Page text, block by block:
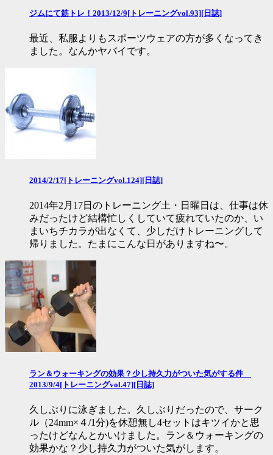
ジムにて筋トレ！2013/12/9[トレーニングvol.93][日誌]
最近、私服よりもスポーツウェアの方が多くなってき
ました。なんかヤバイです。
2014/2/17[トレーニングvol.124][日誌]
2014年2月17日のトレーニング土・日曜日は、仕事は休
みだったけど結構忙しくしていて疲れていたのか、い
まいちチカラが出なくて、少しだけトレーニングして
帰りました。たまにこんな日がありますね〜。
ラン＆ウォーキングの効果？少し持久力がついた気がする件
2013/9/4[トレーニングvol.47][日誌]
久しぶりに泳ぎました。久しぶりだったので、サーク
ル（24mm×４/1分)を休憩無し4セットはキツイかと思
ったけどなんとかいけました。ラン＆ウォーキングの
効果かな？少し持久力がついた気がします。